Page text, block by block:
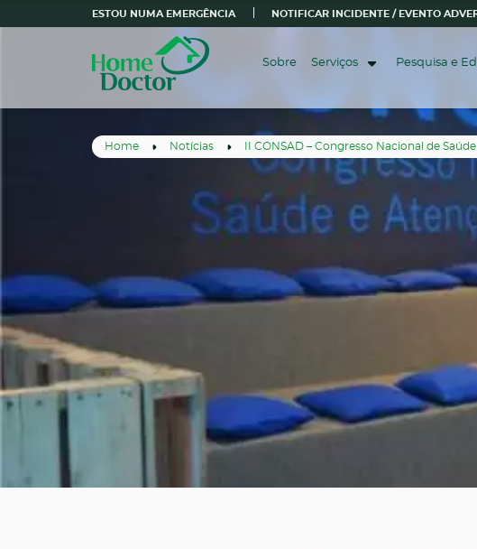
ESTOU NUMA EMERGÊNCIA NOTIFICAR INCIDENTE / EVENTO
Sobre Serviços Pesquisa e
Home Notícias II CONSAD – Congresso Nacional de